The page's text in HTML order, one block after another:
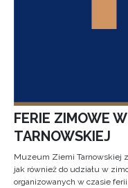
FERIE ZIMOWE
TARNOWSKIEJ
Muzeum Ziemi Tarnowskiej
jak również do udziału w
organizowanych w czasie ferii.